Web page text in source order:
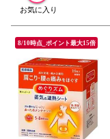
8/10時点_ポイント最大15倍